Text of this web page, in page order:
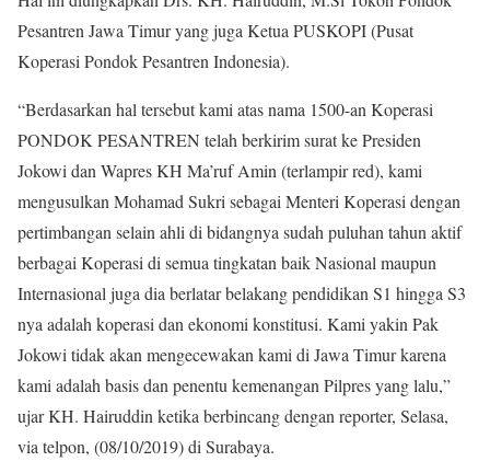
Pesantren Jawa Timur yang juga Ketua PUSKOPI (Pusat
Koperasi Pondok Pesantren Indonesia).
“Berdasarkan hal tersebut kami atas nama 1500-an Koperasi
PONDOK PESANTREN telah berkirim surat ke Presiden
Jokowi dan Wapres KH Ma’ruf Amin (terlampir red), kami
mengusulkan Mohamad Sukri sebagai Menteri Koperasi dengan
pertimbangan selain ahli di bidangnya sudah puluhan tahun aktif
berbagai Koperasi di semua tingkatan baik Nasional maupun
Internasional juga dia berlatar belakang pendidikan S1 hingga S3
nya adalah koperasi dan ekonomi konstitusi. Kami yakin Pak
Jokowi tidak akan mengecewakan kami di Jawa Timur karena
kami adalah basis dan penentu kemenangan Pilpres yang lalu,”
ujar KH. Hairuddin ketika berbincang dengan reporter, Selasa,
via telpon, (08/10/2019) di Surabaya.